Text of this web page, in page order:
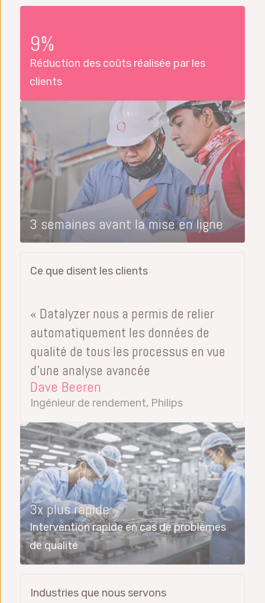
9%
Réduction des coûts réalisée par les
clients
3 semaines avant la mise en ligne
3x plus rapide
Intervention rapide en cas de problèmes
de qualité
Ce que disent les clients
« Datalyzer nous a permis de relier
automatiquement les données de
qualité de tous les processus en vue
d’une analyse avancée
Dave Beeren
Ingénieur de rendement, Philips
Industries que nous servons